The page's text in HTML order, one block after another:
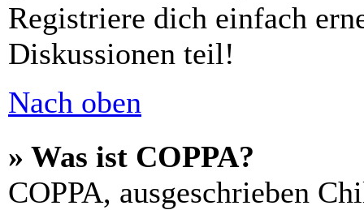
Registriere dich einfach
Diskussionen teil!
Nach oben
» Was ist COPPA?
COPPA, ausgeschrieben